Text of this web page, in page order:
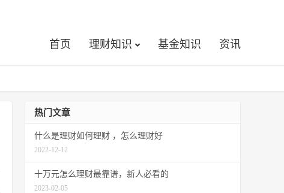
首页 理财知识 基金知识 资讯
热门文章
什么是理财如何理财 ，怎么理财好
2022-12-12
十万元怎么理财最靠谱，新人必看的
2023-02-05